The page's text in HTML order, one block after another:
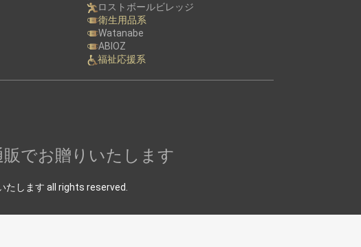
ロストボールビレッジ
衛生用品系
Watanabe
ABIOZ
福祉応援系
でお贈りいたします
します all rights reserved.